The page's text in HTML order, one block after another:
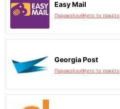
Easy Mail
Παρακολουθήστε το πακέτο
Georgia Post
Παρακολουθήστε το πακέτο